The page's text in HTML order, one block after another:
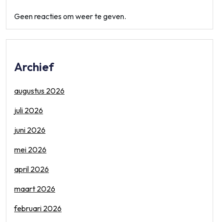
Geen reacties om weer te geven.
Archief
augustus 2026
juli 2026
juni 2026
mei 2026
april 2026
maart 2026
februari 2026